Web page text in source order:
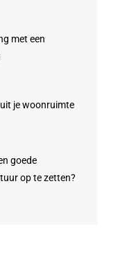
met een
je woonruimte
goede
op te zetten?